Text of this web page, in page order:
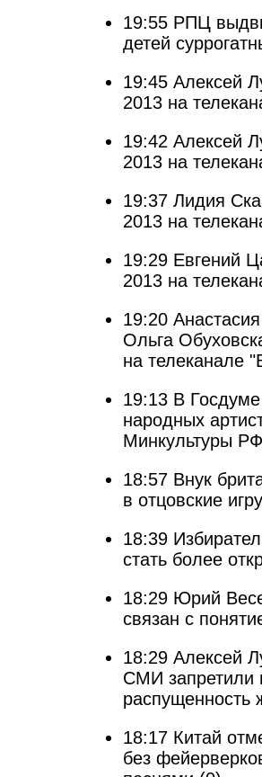
19:55 РПЦ
детей
19:45 Алексей
2013 на
19:42 Алексей
2013 на
19:37 Лидия
2013 на
19:29 Евгений
2013 на
19:20
Ольга
на телеканале
19:13 В
народных
Минкультуры РФ
18:57 Внук
в отцовские
18:39
стать более
18:29 Юрий
связан с
18:29 Алексей
СМИ запретили
распущенность
18:17 Китай
без